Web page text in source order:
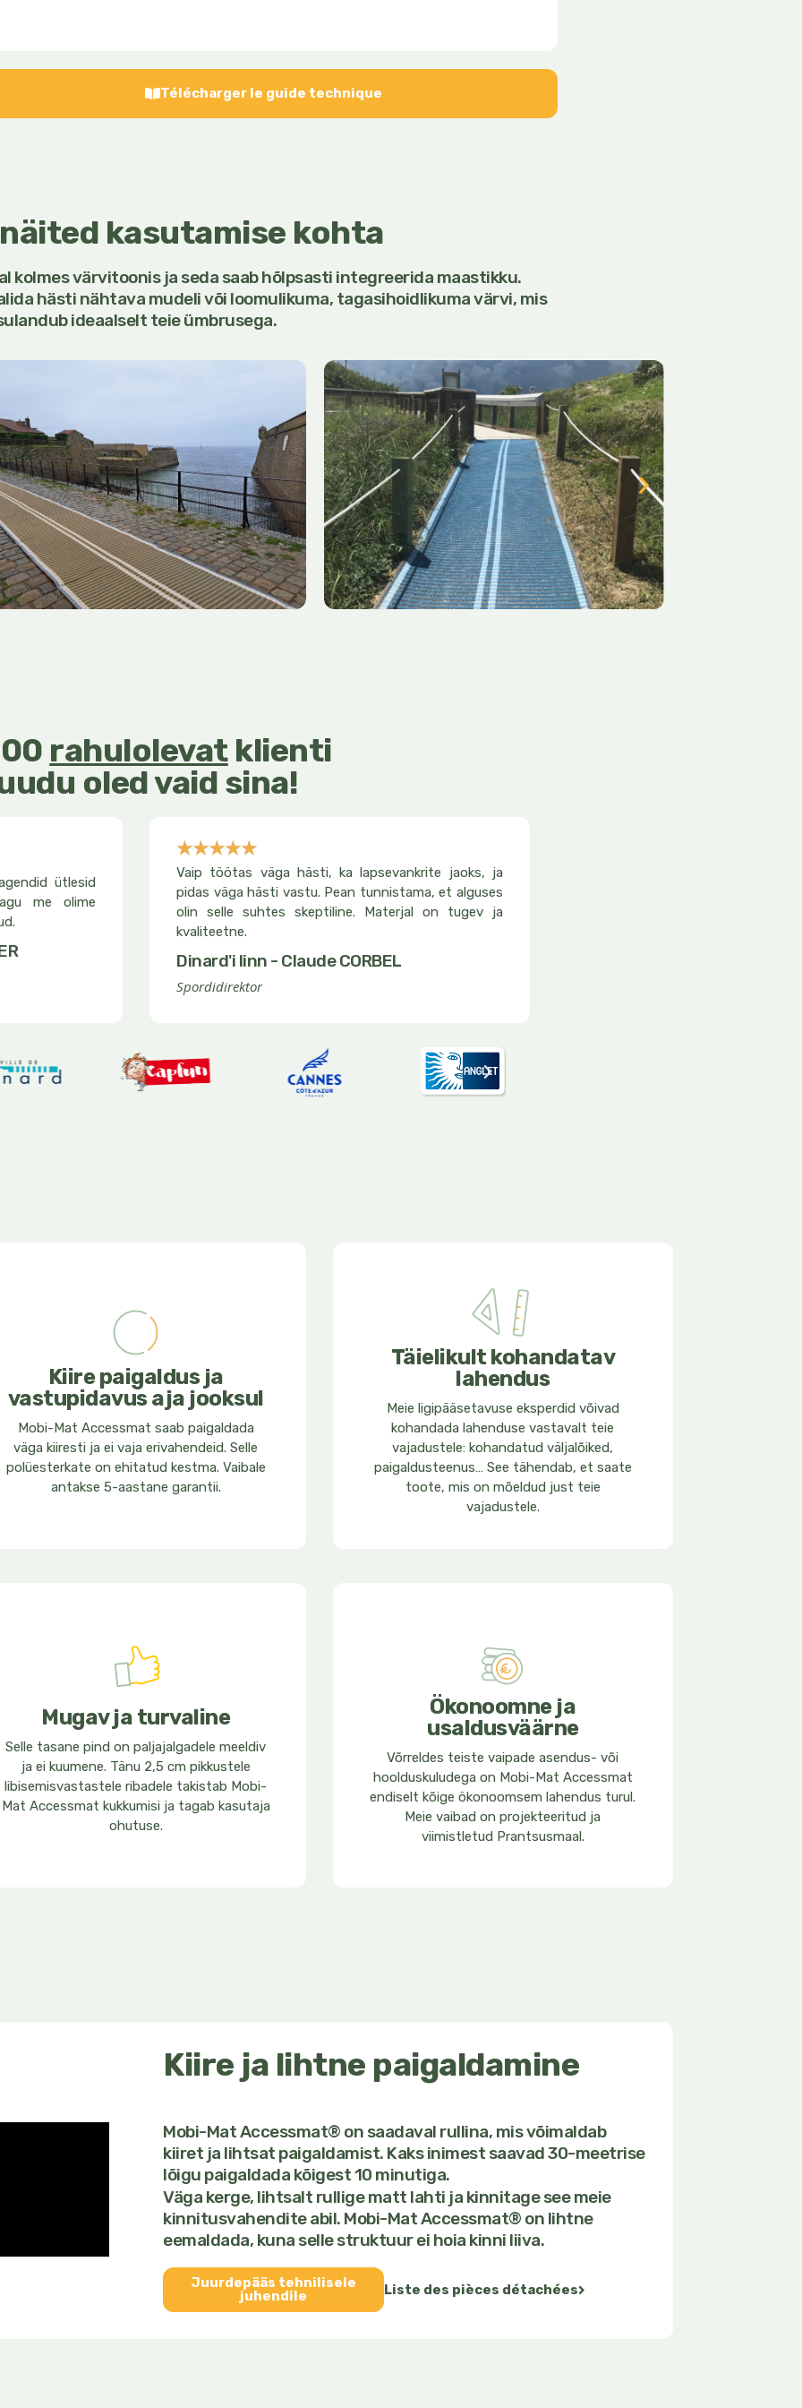
Télécharger le guide technique
kasutamise kohta
kolmes värvitoonis ja seda saab hõlpsasti integreerida maastikku.
hästi nähtava mudeli või loomulikuma, tagasihoidlikuma värvi, mis
ideaalselt teie ümbrusega.
rahulolevatklienti
oled vaid sina!
ütlesid
me olime
☆☆☆☆☆
5
sur
Vaip töötas väga hästi, ka lapsevankrite jaoks, ja
pidas väga hästi vastu. Pean tunnistama, et alguses
olin selle suhtes skeptiline. Materjal on tugev ja
kvaliteetne.
Dinard'i linn - Claude CORBEL
Spordidirektor
Kiire paigaldus ja
vastupidavus aja jooksul
Mobi-Mat Accessmat saab paigaldada
väga kiiresti ja ei vaja erivahendeid. Selle
polüesterkate on ehitatud kestma. Vaibale
antakse 5-aastane garantii.
Täielikult kohandatav
lahendus
Meie ligipääsetavuse eksperdid võivad
kohandada lahenduse vastavalt teie
vajadustele: kohandatud väljalõiked,
paigaldusteenus… See tähendab, et saate
toote, mis on mõeldud just teie
vajadustele.
Mugav ja turvaline
Selle tasane pind on paljajalgadele meeldiv
ja ei kuumene. Tänu 2,5 cm pikkustele
libisemisvastastele ribadele takistab Mobi-
Mat Accessmat kukkumisi ja tagab kasutaja
ohutuse.
Ökonoomne ja
usaldusväärne
Võrreldes teiste vaipade asendus- või
hoolduskuludega on Mobi-Mat Accessmat
endiselt kõige ökonoomsem lahendus turul.
Meie vaibad on projekteeritud ja
viimistletud Prantsusmaal.
Kiire ja lihtne paigaldamine
Mobi-Mat Accessmat® on saadaval rullina, mis võimaldab
kiiret ja lihtsat paigaldamist. Kaks inimest saavad 30-meetrise
lõigu paigaldada kõigest 10 minutiga.
Väga kerge, lihtsalt rullige matt lahti ja kinnitage see meie
kinnitusvahendite abil. Mobi-Mat Accessmat® on lihtne
eemaldada, kuna selle struktuur ei hoia kinni liiva.
Juurdepääs tehnilisele
juhendile
Liste des pièces détachées